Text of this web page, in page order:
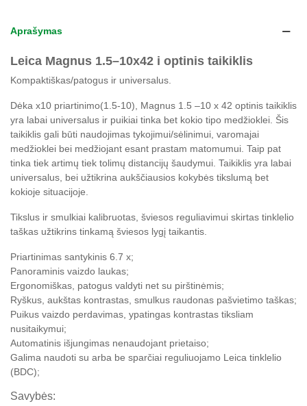
Aprašymas
Leica Magnus 1.5–10x42 i optinis taikiklis
Kompaktiškas/patogus ir universalus.
Dėka x10 priartinimo(1.5-10), Magnus 1.5 –10 x 42 optinis taikiklis
yra labai universalus ir puikiai tinka bet kokio tipo medžioklei. Šis
taikiklis gali būti naudojimas tykojimui/sėlinimui, varomajai
medžioklei bei medžiojant esant prastam matomumui. Taip pat
tinka tiek artimų tiek tolimų distancijų šaudymui. Taikiklis yra labai
universalus, bei užtikrina aukščiausios kokybės tikslumą bet
kokioje situacijoje.
Tikslus ir smulkiai kalibruotas, šviesos reguliavimui skirtas tinklelio
taškas užtikrins tinkamą šviesos lygį taikantis.
Priartinimas santykinis 6.7 x;
Panoraminis vaizdo laukas;
Ergonomiškas, patogus valdyti net su pirštinėmis;
Ryškus, aukštas kontrastas, smulkus raudonas pašvietimo taškas;
Puikus vaizdo perdavimas, ypatingas kontrastas tiksliam
nusitaikymui;
Automatinis išjungimas nenaudojant prietaiso;
Galima naudoti su arba be sparčiai reguliuojamo Leica tinklelio
(BDC);
Savybės: